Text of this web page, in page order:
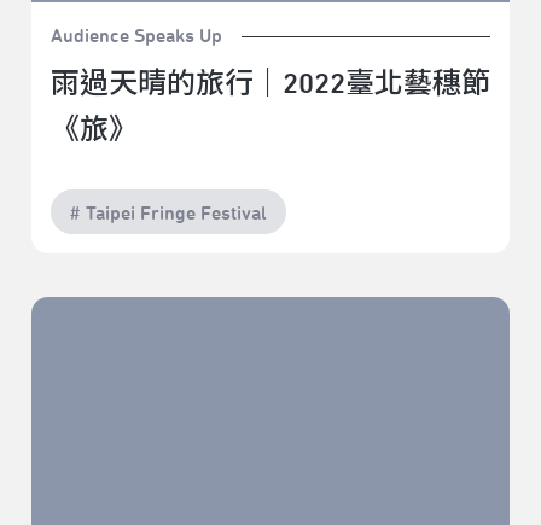
Audience Speaks Up
雨過天晴的旅行｜2022臺北藝穗節
《旅》
# Taipei Fringe Festival
《狗活》作為一齣西部類型劇的得與失｜2022臺北藝穗